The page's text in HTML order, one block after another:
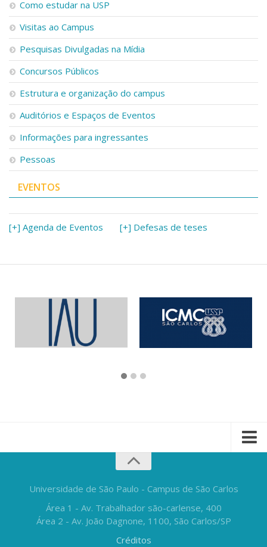
Serviços
Bibliotecas
Apoio ao Estudante
Segurança, Trânsito e Prevenção
RH, Administrativo e Financeiro
Outros serviços
Comunicação
Assessorias e Mídias
Aplicativos e Sites
Jornal da USP
Agenda de Eventos
Defesa de Teses
Como estudar na USP
Visitas ao Campus
Pesquisas Divulgadas na Mídia
Concursos Públicos
Estrutura e organização do campus
Auditórios e Espaços de Eventos
Informações para ingressantes
Pessoas
EVENTOS
[+] Agenda de Eventos [+] Defesas de teses
Universidade de São Paulo - Campus de São Carlos
Área 1 - Av. Trabalhador são-carlense, 400
Área 2 - Av. João Dagnone, 1100, São Carlos/SP
Créditos